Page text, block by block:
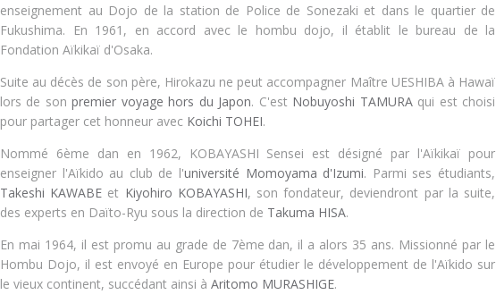
enseignement au Dojo de la station de Police de Sonezaki et dans le quartier de
Fukushima. En 1961, en accord avec le hombu dojo, il établit le bureau de la
Fondation Aïkikaï d'Osaka.
Suite au décès de son père, Hirokazu ne peut accompagner Maître UESHIBA à Hawaï
lors de sonpremier voyage hors du Japon. C'est Nobuyoshi TAMURAqui est choisi
pour partager cet honneur avec Koichi TOHEI.
Nommé 6ème dan en 1962,
KOBAYASHI Sensei est désigné par l'Aïkikaï pour
enseigner l'Aïkido au club de l'université Momoyama d'Izumi. Parmi ses étudiants,
Takeshi KAWABE et Kiyohiro KOBAYASHI, son fondateur, deviendront par la suite,
des experts en Daïto-Ryu sous la direction de Takuma HISA.
En mai 1964, il est promu au grade de 7ème dan, il a alors 35 ans. Missionné par le
Hombu Dojo, il est envoyé en Europe pour étudier le développement de l'Aïkido sur
le vieux continent, succédant ainsi à Aritomo MURASHIGE.